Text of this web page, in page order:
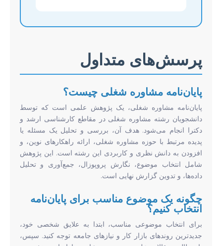
پرسش‌های متداول
پایان‌نامه مشاوره شغلی چیست؟
پایان‌نامه مشاوره شغلی، یک پژوهش علمی است که توسط
دانشجویان رشته مشاوره شغلی در مقاطع کارشناسی ارشد و
دکترا انجام می‌شود. هدف آن، بررسی و تحلیل یک مسئله یا
پدیده مرتبط با حوزه مشاوره شغلی، ارائه راهکارهای نوین، و
افزودن به دانش نظری و کاربردی این رشته است. این پژوهش
شامل انتخاب موضوع، نگارش پروپوزال، جمع‌آوری و تحلیل
داده‌ها، و تدوین گزارش نهایی است.
چگونه یک موضوع مناسب برای پایان‌نامه
انتخاب کنیم؟
برای انتخاب موضوعی مناسب، ابتدا به علایق شخصی خود،
جدیدترین روندهای بازار کار و نیازهای جامعه توجه کنید. سپس،